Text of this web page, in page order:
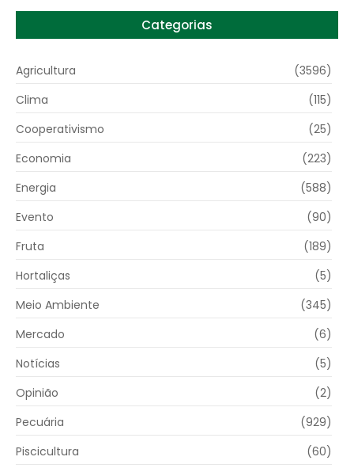
Categorias
Agricultura
(3596)
Clima
(115)
Cooperativismo
(25)
Economia
(223)
Energia
(588)
Evento
(90)
Fruta
(189)
Hortaliças
(5)
Meio Ambiente
(345)
Mercado
(6)
Notícias
(5)
Opinião
(2)
Pecuária
(929)
Piscicultura
(60)